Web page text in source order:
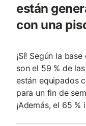
están
con una
¡Sí! Según la
son el 59 % de
están equipados
para un fin de
¡Además, el 65